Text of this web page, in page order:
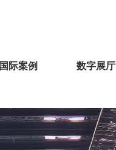
国际案例 数字展厅